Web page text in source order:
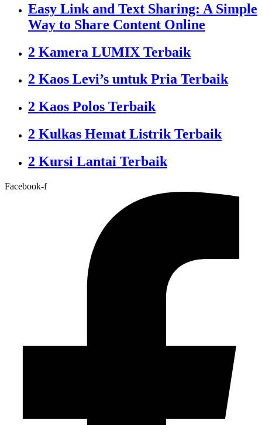
Easy Link and Text Sharing: A Simple
Way to Share Content Online
2 Kamera LUMIX Terbaik
2 Kaos Levi’s untuk Pria Terbaik
2 Kaos Polos Terbaik
2 Kulkas Hemat Listrik Terbaik
2 Kursi Lantai Terbaik
Facebook-f